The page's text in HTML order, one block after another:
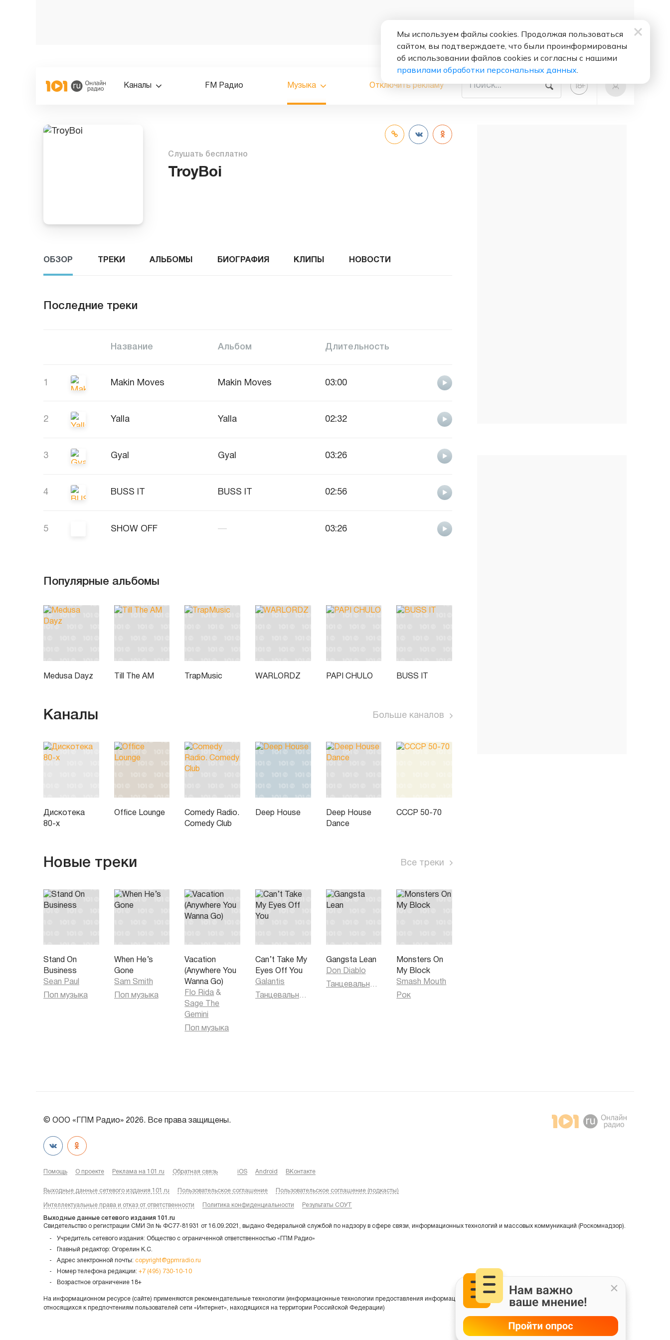
Каналы FM Радио Музыка Отключить рекламу 18+
Слушать бесплатно
TroyBoi
ОБЗОР ТРЕКИ АЛЬБОМЫ БИОГРАФИЯ КЛИПЫ НОВОСТИ
Последние треки
Название Альбом Длительность
1 Makin Moves Makin Moves 03:00
2 Yalla Yalla 02:32
3 Gyal Gyal 03:26
4 BUSS IT BUSS IT 02:56
5 SHOW OFF — 03:26
Популярные альбомы
Medusa Dayz Till The AM TrapMusic WARLORDZ PAPI CHULO BUSS IT
Каналы Больше каналов
Дискотека
80-х
Office Lounge
Comedy Radio.
Comedy Club
Deep House
Deep House
Dance
СССР 50-70
Новые треки Все треки
Stand On
Business
Sean Paul
Поп музыка
When He’s
Gone
Sam Smith
Поп музыка
Vacation
(Anywhere You
Wanna Go)
Flo Rida &
Sage The
Gemini
Поп музыка
Can’t Take My
Eyes Off You
Galantis
Gangsta Lean
Don Diablo
Monsters On
My Block
Smash Mouth
Рок
© ООО «ГПМ Радио» 2026. Все права защищены.
Помощь О проекте Реклама на 101.ru Обратная связь iOS Android ВКонтакте
Выходные данные сетевого издания 101.ru Пользовательское соглашение Пользовательское соглашение (подкасты)
Интеллектуальные права и отказ от ответственности Политика конфиденциальности Результаты СОУТ
Выходные данные сетевого издания 101.ru
Свидетельство о регистрации СМИ Эл № ФС77-81931 от 16.09.2021, выдано Федеральной службой по надзору в сфере связи, информационных технологий и массовых коммуникаций (Роскомнадзор).
Учредитель сетевого издания: Общество с ограниченной ответственностью «ГПМ Радио»
Главный редактор: Огорелин К.С.
Адрес электронной почты: copyright@gpmradio.ru
Номер телефона редакции: +7 (495) 730-10-10
Возрастное ограничение 18+
На информационном ресурсе (сайте) применяются рекомендательные технологии (информационные технологии предоставления информации на основе сбора, систематизации и анализа сведений,
относящихся к предпочтениям пользователей сети «Интернет», находящихся на территории Российской Федерации)
Мы используем файлы cookies. Продолжая пользоваться
сайтом, вы подтверждаете, что были проинформированы
об использовании файлов cookies и согласны с нашими
правилами обработки персональных данных.